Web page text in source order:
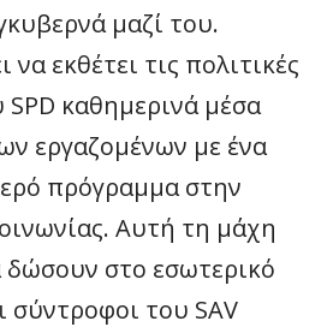
μαζί του.
να εκθέτει τις πολιτικές
SPD καθημερινά μέσα
εργαζομένων με ένα
πρόγραμμα στην
Αυτή τη μάχη
στο εσωτερικό
σύντροφοι του SAV